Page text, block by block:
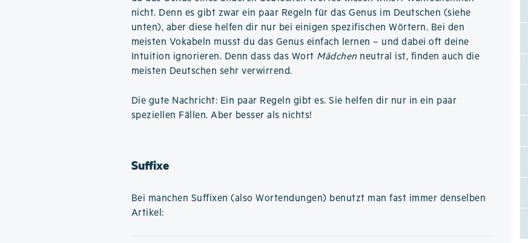
nicht. Denn es gibt zwar ein paar Regeln für das Genus im Deutschen (siehe
unten), aber diese helfen dir nur bei einigen spezifischen Wörtern. Bei den
meisten Vokabeln musst du das Genus einfach lernen – und dabei oft deine
Intuition ignorieren. Denn dass das Wort Mädchen neutral ist, finden auch die
meisten Deutschen sehr verwirrend.
Die gute Nachricht: Ein paar Regeln gibt es. Sie helfen dir nur in ein paar
speziellen Fällen. Aber besser als nichts!
Suffixe
Bei manchen Suffixen (also Wortendungen) benutzt man fast immer denselben
Artikel: